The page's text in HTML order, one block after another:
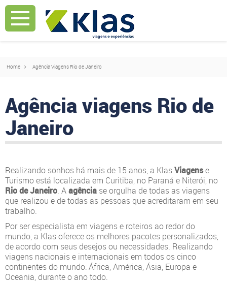
Mostrar Aviso
Home Agência Viagens Rio de Janeiro
Agência viagens Rio de
Janeiro
Realizando sonhos há mais de 15 anos, a KlasViagense
Turismo está localizada em Curitiba, no Paraná e Niterói, no
Rio de Janeiro. Aagência se orgulha de todas as viagens
que realizou e de todas as pessoas que acreditaram em seu
trabalho.
Por ser especialista em viagens e roteiros ao redor do
mundo, a Klas oferece os melhores pacotes personalizados,
de acordo com seus desejos ou necessidades. Realizando
viagens nacionais e internacionais em todos os cinco
continentes do mundo: África, América, Ásia, Europa e
Oceania, durante o ano todo.